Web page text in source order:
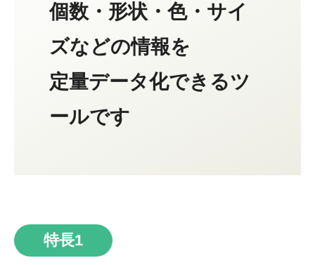
個数・形状・色・サイ
ズなどの情報を
定量データ化できるツ
ールです
特長1